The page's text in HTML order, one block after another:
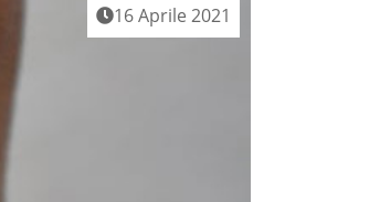
16 Aprile 2021